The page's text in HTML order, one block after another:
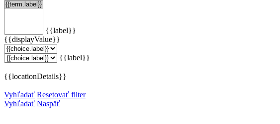
{{label}}
{{displayValue}}
{{label}}
{{locationDetails}}
Vyhľadať Resetovať filter
Vyhľadať Naspäť